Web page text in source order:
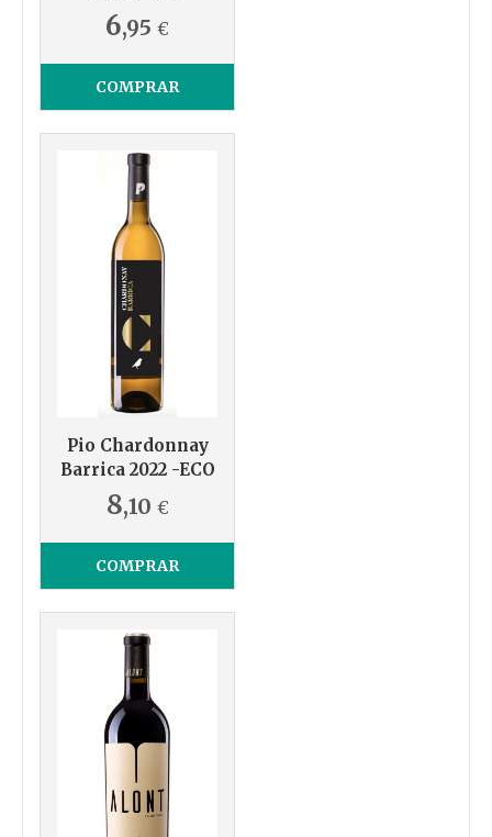
6,95 €
COMPRAR
Pio Chardonnay
Barrica 2022 -ECO
8,10 €
COMPRAR